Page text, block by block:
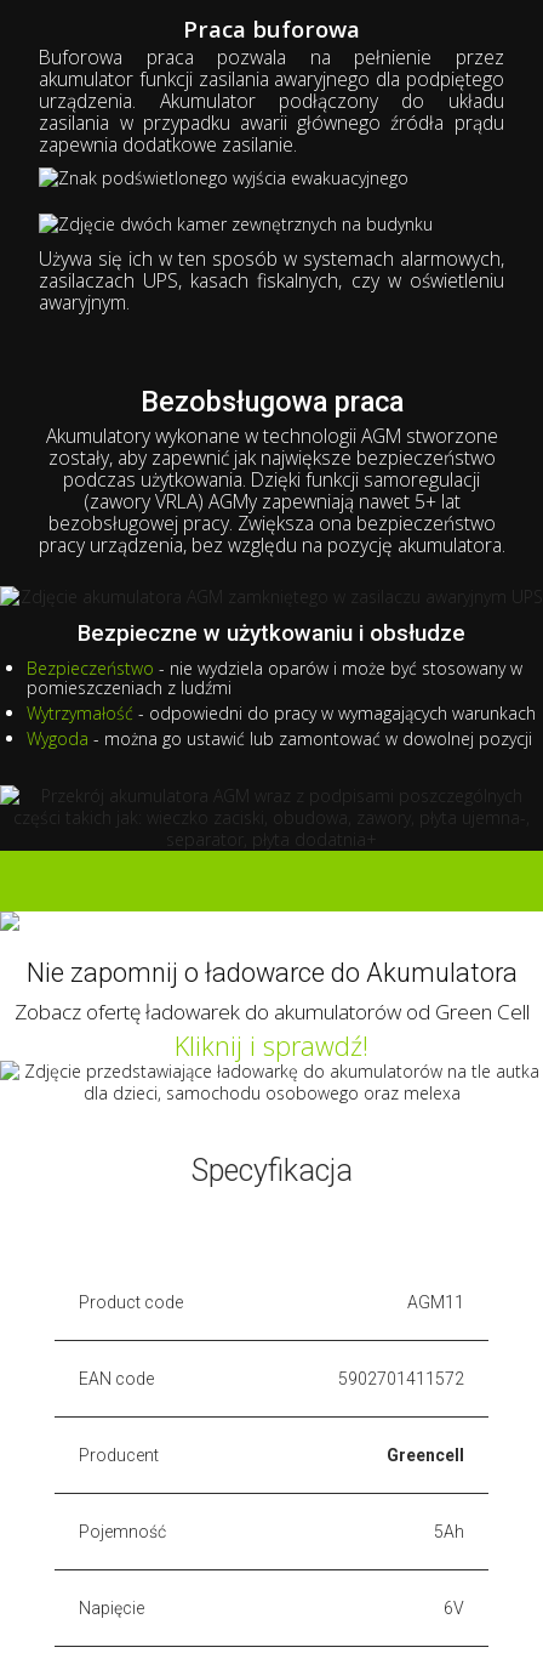
Praca buforowa
Buforowa praca pozwala na pełnienie przez
akumulator funkcji zasilania awaryjnego dla podpiętego
urządzenia. Akumulator podłączony do układu
zasilania w przypadku awarii głównego źródła prądu
zapewnia dodatkowe zasilanie.
Używa się ich w ten sposób w systemach alarmowych,
zasilaczach UPS, kasach fiskalnych, czy w oświetleniu
awaryjnym.
Bezobsługowa praca
Akumulatory wykonane w technologii AGM stworzone
zostały, aby zapewnić jak największe bezpieczeństwo
podczas użytkowania. Dzięki funkcji samoregulacji
(zawory VRLA) AGMy zapewniają nawet 5+ lat
bezobsługowej pracy. Zwiększa ona bezpieczeństwo
pracy urządzenia, bez względu na pozycję akumulatora.
Bezpieczne w użytkowaniu i obsłudze
Bezpieczeństwo - nie wydziela oparów i może być stosowany w
pomieszczeniach z ludźmi
Wytrzymałość - odpowiedni do pracy w wymagających warunkach
Wygoda - można go ustawić lub zamontować w dowolnej pozycji
Nie zapomnij o ładowarce do Akumulatora
Zobacz ofertę ładowarek do akumulatorów od Green Cell
Kliknij i sprawdź!
Specyfikacja
Product code AGM11
EAN code 5902701411572
Producent Greencell
Pojemność 5Ah
Napięcie 6V